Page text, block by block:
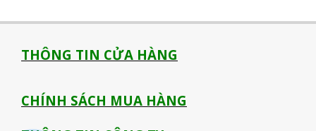
THÔNG TIN CỬA HÀNG
CHÍNH SÁCH MUA HÀNG